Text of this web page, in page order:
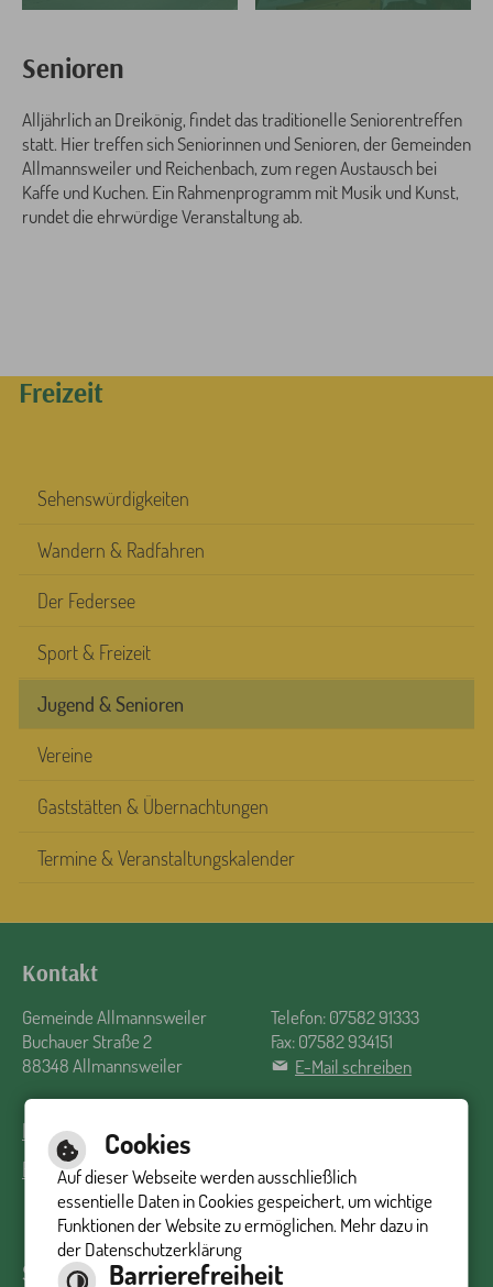
Senioren
Alljährlich an Dreikönig, findet das traditionelle Seniorentreffen
statt. Hier treffen sich Seniorinnen und Senioren, der Gemeinden
Allmannsweiler und Reichenbach, zum regen Austausch bei
Kaffe und Kuchen. Ein Rahmenprogramm mit Musik und Kunst,
rundet die ehrwürdige Veranstaltung ab.
Freizeit
Sehenswürdigkeiten
Wandern & Radfahren
Der Federsee
Sport & Freizeit
Jugend & Senioren
Vereine
Gaststätten & Übernachtungen
Termine & Veranstaltungskalender
Kontakt
Gemeinde Allmannsweiler
Telefon: 07582 91333
Buchauer Straße 2
Fax: 07582 934151
88348 Allmannsweiler
E-Mail schreiben
Impressum Inhalt
Barrierefreie Ansicht
Sprechzeiten Rathaus
Cookies
Auf dieser Webseite werden ausschließlich
essentielle Daten in Cookies gespeichert, um wichtige
Funktionen der Website zu ermöglichen. Mehr dazu in
der Datenschutzerklärung
Barrierefreiheit